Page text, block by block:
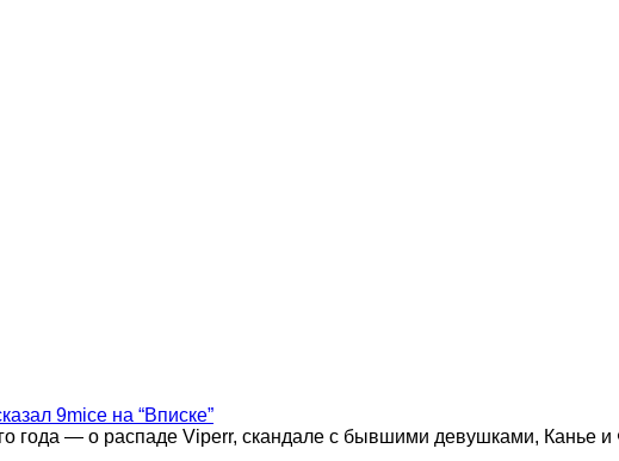
9mice на “Вписке”
года — о распаде Viperr, скандале с бывшими девушками, Канье